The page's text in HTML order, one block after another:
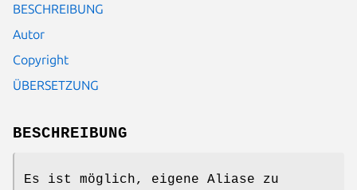
BESCHREIBUNG
Autor
Copyright
ÜBERSETZUNG
BESCHREIBUNG
Es ist möglich, eigene Aliase zu